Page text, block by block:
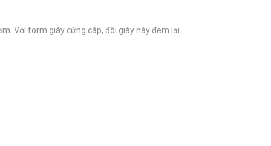
Với form giày cứng cáp, đôi giày này đem lại